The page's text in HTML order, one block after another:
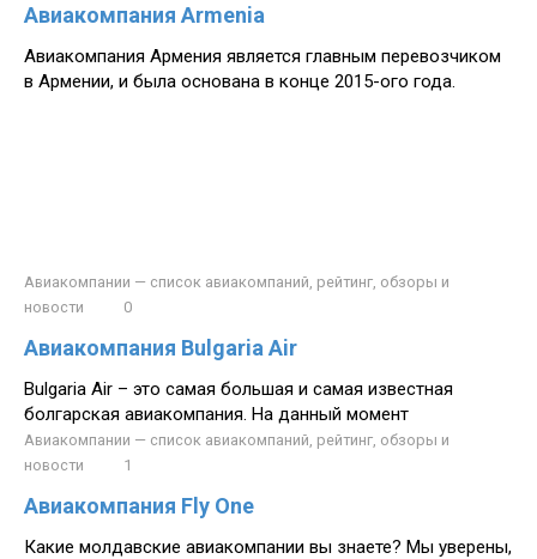
Авиакомпания Armenia
Авиакомпания Армения является главным перевозчиком
в Армении, и была основана в конце 2015-ого года.
Авиакомпании — список авиакомпаний, рейтинг, обзоры и
новости
0
Авиакомпания Bulgaria Air
Bulgaria Air – это самая большая и самая известная
болгарская авиакомпания. На данный момент
Авиакомпании — список авиакомпаний, рейтинг, обзоры и
новости
1
Авиакомпания Fly One
Какие молдавские авиакомпании вы знаете? Мы уверены,